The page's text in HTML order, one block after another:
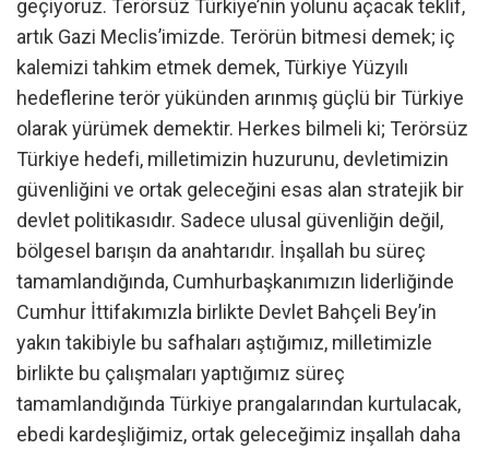
geçiyoruz. Terörsüz Türkiye’nin yolunu açacak teklif,
artık Gazi Meclis’imizde. Terörün bitmesi demek; iç
kalemizi tahkim etmek demek, Türkiye Yüzyılı
hedeflerine terör yükünden arınmış güçlü bir Türkiye
olarak yürümek demektir. Herkes bilmeli ki; Terörsüz
Türkiye hedefi, milletimizin huzurunu, devletimizin
güvenliğini ve ortak geleceğini esas alan stratejik bir
devlet politikasıdır. Sadece ulusal güvenliğin değil,
bölgesel barışın da anahtarıdır. İnşallah bu süreç
tamamlandığında, Cumhurbaşkanımızın liderliğinde
Cumhur İttifakımızla birlikte Devlet Bahçeli Bey’in
yakın takibiyle bu safhaları aştığımız, milletimizle
birlikte bu çalışmaları yaptığımız süreç
tamamlandığında Türkiye prangalarından kurtulacak,
ebedi kardeşliğimiz, ortak geleceğimiz inşallah daha